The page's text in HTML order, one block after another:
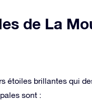
de La
étoiles brillantes qui
sont :